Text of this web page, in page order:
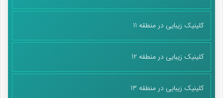
کلینیک زیبایی در منطقه 11
کلینیک زیبایی در منطقه 12
کلینیک زیبایی در منطقه 13